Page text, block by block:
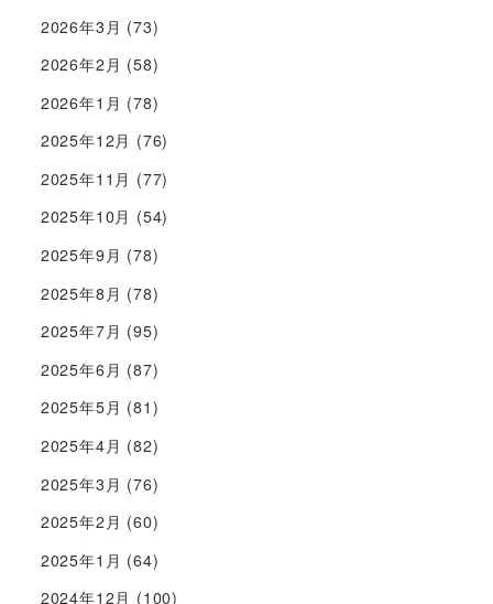
2026年3月 (73)
2026年2月 (58)
2026年1月 (78)
2025年12月 (76)
2025年11月 (77)
2025年10月 (54)
2025年9月 (78)
2025年8月 (78)
2025年7月 (95)
2025年6月 (87)
2025年5月 (81)
2025年4月 (82)
2025年3月 (76)
2025年2月 (60)
2025年1月 (64)
2024年12月 (100)